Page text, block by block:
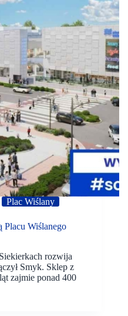
Plac Wiślany
Placu Wiślanego
rozwija
Smyk. Sklep z
zajmie ponad 400